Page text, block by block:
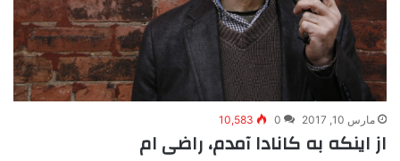
مارس 10, 2017 0
10,583
از اینکه به کانادا آمدم، راضی ام